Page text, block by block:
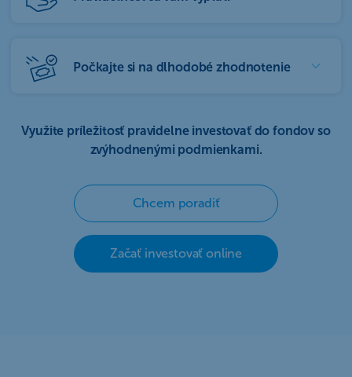
Počkajte si na dlhodobé zhodnotenie
Využite príležitosť pravidelne investovať do fondov so
zvýhodnenými podmienkami.
Chcem poradiť
Začať investovať online